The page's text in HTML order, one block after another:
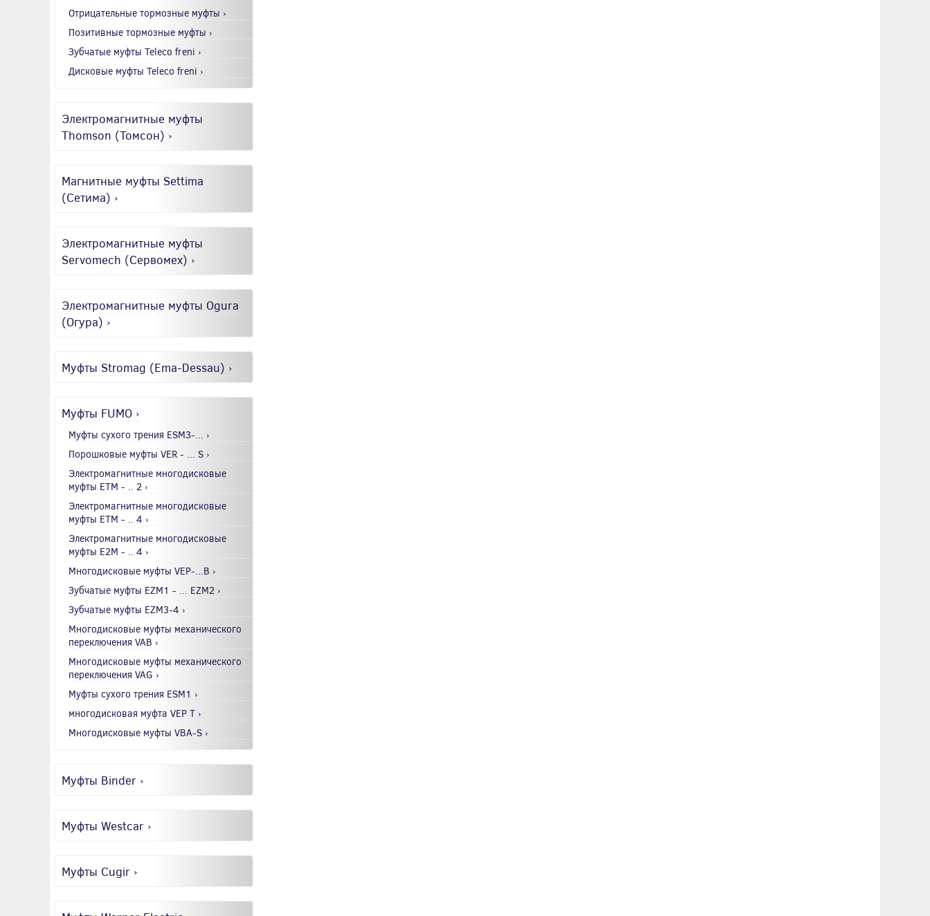
Отрицательные тормозные муфты ›
Позитивные тормозные муфты ›
Зубчатые муфты Teleco freni ›
Дисковые муфты Teleco freni ›
Электромагнитные муфты
Thomson (Томсон) ›
Магнитные муфты Settima
(Сетима) ›
Электромагнитные муфты
Servomech (Сервомех) ›
Электромагнитные муфты Ogura
(Огура) ›
Муфты Stromag (Ema-Dessau) ›
Муфты FUMO ›
Муфты сухого трения ESM3-... ›
Порошковые муфты VER - ... S ›
Электромагнитные многодисковые
муфты EТМ - .. 2 ›
Электромагнитные многодисковые
муфты EТМ - .. 4 ›
Электромагнитные многодисковые
муфты E2М - .. 4 ›
Многодисковые муфты VEP-...B ›
Зубчатые муфты EZM1 - ... EZM2 ›
Зубчатые муфты EZM3-4 ›
Многодисковые муфты механического
переключения VAB ›
Многодисковые муфты механического
переключения VAG ›
Муфты сухого трения ESM1 ›
многодисковая муфта VEP T ›
Многодисковые муфты VBA-S ›
Муфты Binder ›
Муфты Westcar ›
Муфты Cugir ›